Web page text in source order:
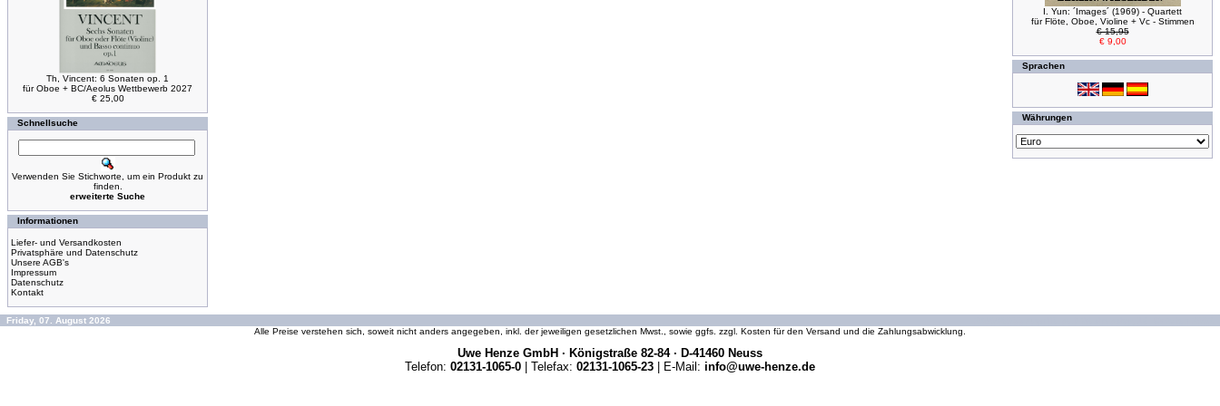
Th, Vincent: 6 Sonaten op. 1
für Oboe + BC/Aeolus Wettbewerb 2027
€ 25,00
Schnellsuche
Verwenden Sie Stichworte, um ein Produkt zu
finden.
erweiterte Suche
Informationen
Liefer- und Versandkosten
Privatsphäre und Datenschutz
Unsere AGB's
Impressum
Datenschutz
Kontakt
I. Yun: ´Images´ (1969) - Quartett
für Flöte, Oboe, Violine + Vc - Stimmen
€ 15,95
€ 9,00
Sprachen
Währungen
Friday, 07. August 2026
Alle Preise verstehen sich, soweit nicht anders angegeben, inkl. der jeweiligen gesetzlichen Mwst., sowie ggfs. zzgl. Kosten für den Versand und die Zahlungsabwicklung.
Uwe Henze GmbH · Königstraße 82-84 · D-41460 Neuss
Telefon: 02131-1065-0 | Telefax: 02131-1065-23 | E-Mail: info@uwe-henze.de